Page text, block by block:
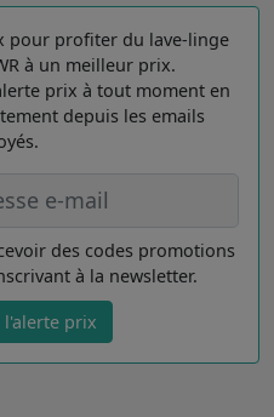
pour profiter du lave-linge
à un meilleur prix.
prix à tout moment en
depuis les emails
des codes promotions
à la newsletter.
l'alerte prix